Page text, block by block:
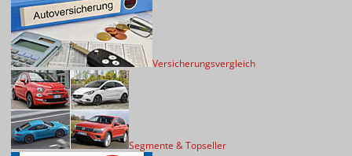
Versicherungsvergleich
Segmente & Topseller